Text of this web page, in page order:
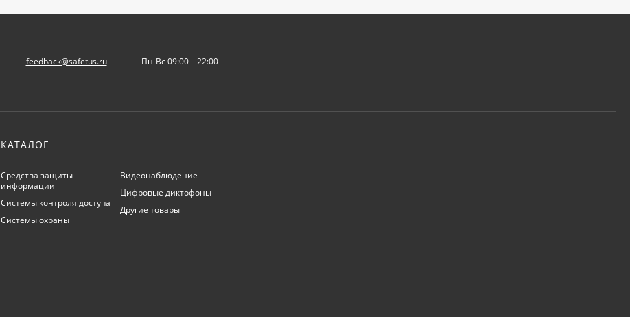
feedback@safetus.ru Пн-Вс 09:00—22:00
КАТАЛОГ
Средства защиты
информации
Системы контроля доступа
Системы охраны
Видеонаблюдение
Цифровые диктофоны
Другие товары